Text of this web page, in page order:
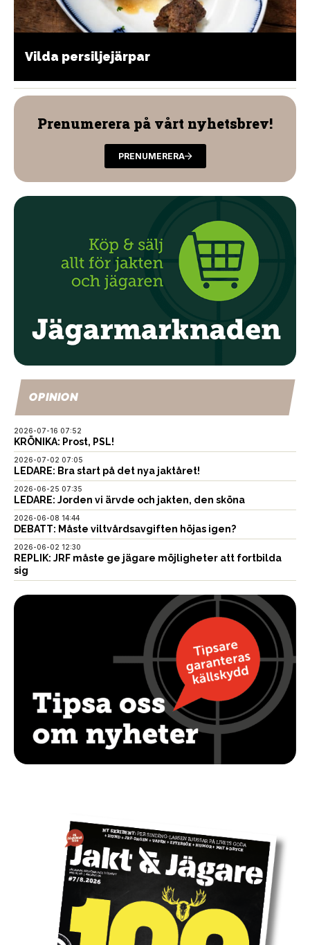
Vilda persiljejärpar
Prenumerera på vårt nyhetsbrev!
PRENUMERERA
OPINION
2026-07-16 07:52
KRÖNIKA: Prost, PSL!
2026-07-02 07:05
LEDARE: Bra start på det nya jaktåret!
2026-06-25 07:35
LEDARE: Jorden vi ärvde och jakten, den sköna
2026-06-08 14:44
DEBATT: Måste viltvårdsavgiften höjas igen?
2026-06-02 12:30
REPLIK: JRF måste ge jägare möjligheter att fortbilda
sig